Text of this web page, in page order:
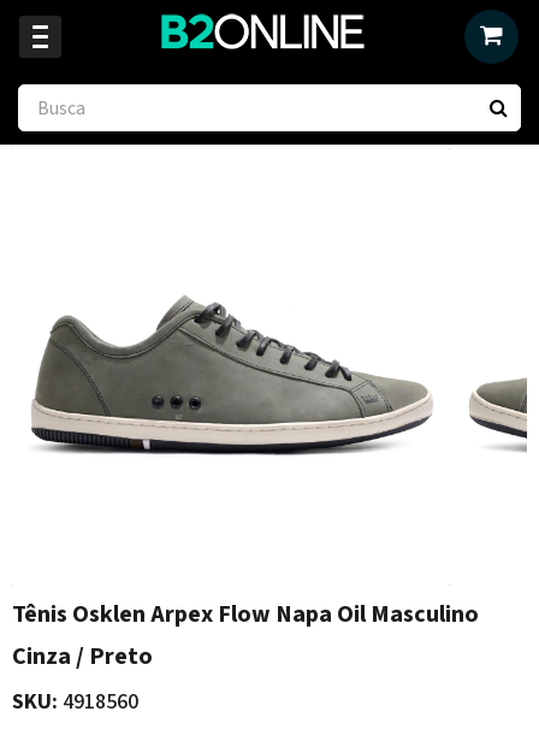
Tênis Osklen Arpex Flow Napa Oil Masculino
Cinza / Preto
SKU: 4918560